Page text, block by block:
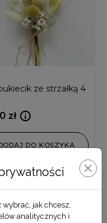
ze strzałką 4
zł
DO KOSZYKA
jak chcesz,
analitycznych i